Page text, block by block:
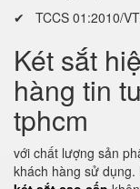
✔ TCCS 01:2010/
Két sắt
hàng tin
tphcm
với chất lượng sản
khách hàng sử